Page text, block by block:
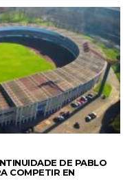
DE PABLO
COMPETIR EN